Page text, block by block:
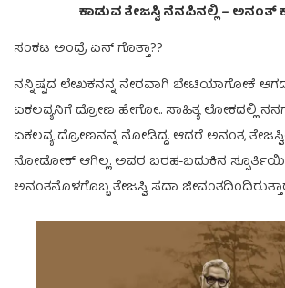
ಕಾಡುವ ತೇಜಸ್ವಿ ನೆನಪಿನಲ್ಲಿ –
ಸಂಕಟ ಅಂದ್ರೆ ಏನ್ ಗೊತ್ತಾ??
ನನ್ನಿಷ್ಟದ ಲೇಖಕನನ್ನ ನೇರವಾಗಿ ಭೇಟಿಯಾಗೋಕೆ
ಏಕಲವ್ಯನಿಗೆ ದ್ರೋಣ ಹೇಗೋ.. ಸಾಹಿತ್ಯ ಲೋಕದಲ್ಲಿ
ಏಕಲವ್ಯ ದ್ರೋಣನನ್ನ ನೋಡಿದ್ದ. ಆದರೆ ಅನಂತ,
ನೋಡೋಕ್ ಆಗಿಲ್ಲ. ಅವರ ಬರಹ-ಬದುಕಿನ
ಅನಂತನೊಳಗೊಬ್ಬ ತೇಜಸ್ವಿ ಸದಾ